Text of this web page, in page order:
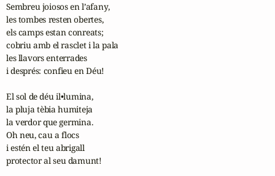
Sembreu joiosos en l’afany,
les tombes resten obertes,
els camps estan conreats;
cobriu amb el rasclet i la pala
les llavors enterrades
i després: confieu en Déu!
El sol de déu il•lumina,
la pluja tèbia humiteja
la verdor que germina.
Oh neu, cau a flocs
i estén el teu abrigall
protector al seu damunt!